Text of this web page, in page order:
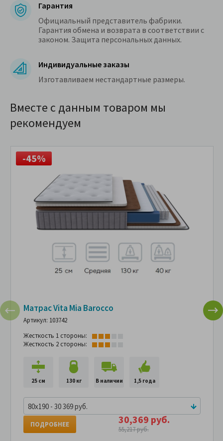
Гарантия
Официальный представитель фабрики.
Гарантия обмена и возврата в соответствии с
законом. Защита персональных данных.
Индивидуальные заказы
Изготавливаем нестандартные размеры.
Вместе с данным товаром мы
рекомендуем
-45%
Матрас Vita Mia Barocco
Артикул: 103742
Жесткость 1 стороны:
Жесткость 2 стороны:
25 см 130 кг В наличии 1,5 года
80x190 - 30 369 руб.
30,369 руб.
55,217 руб.
ПОДРОБНЕЕ